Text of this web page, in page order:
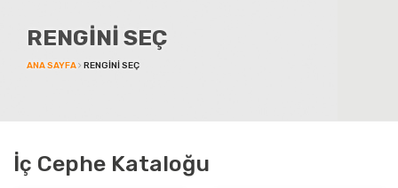
RENGİNİ SEÇ
ANA SAYFA RENGINI SEÇ
İç Cephe Kataloğu